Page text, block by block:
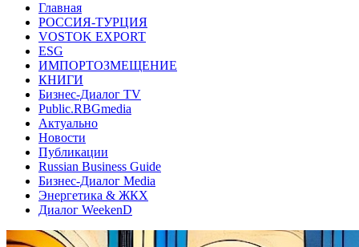
Главная
РОССИЯ-ТУРЦИЯ
VOSTOK EXPORT
ESG
ИМПОРТОЗМЕЩЕНИЕ
КНИГИ
Бизнес-Диалог TV
Public.RBGmedia
Актуально
Новости
Публикации
Russian Business Guide
Бизнес-Диалог Media
Энергетика & ЖКХ
Диалог WeekenD